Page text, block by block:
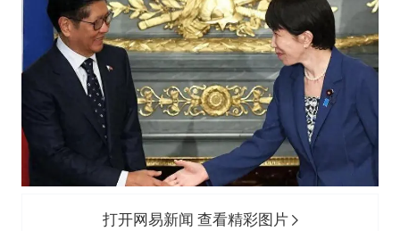
打开网易新闻 查看精彩图片